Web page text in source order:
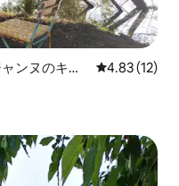
ンヌのキャ
レビュー12
4.83 (12)